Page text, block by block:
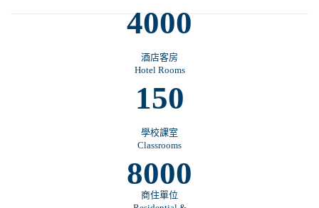
4000
酒店客房
Hotel Rooms
150
學校課室
Classrooms
8000
商住單位